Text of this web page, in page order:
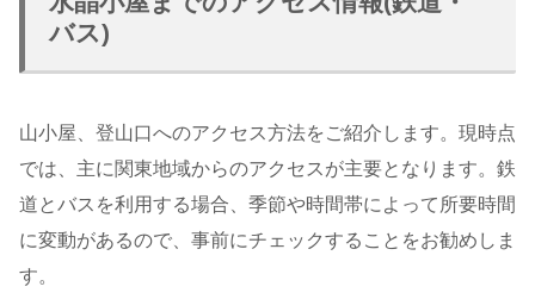
バス)
山小屋、登山口へのアクセス方法をご紹介します。現時点
では、主に関東地域からのアクセスが主要となります。鉄
道とバスを利用する場合、季節や時間帯によって所要時間
に変動があるので、事前にチェックすることをお勧めしま
す。